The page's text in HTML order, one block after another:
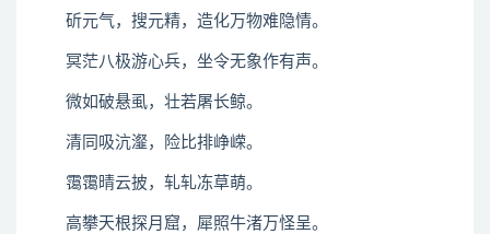
斫元气，搜元精，造化万物难隐情。
冥茫八极游心兵，坐令无象作有声。
微如破悬虱，壮若屠长鲸。
清同吸沆瀣，险比排峥嵘。
霭霭晴云披，轧轧冻草萌。
高攀天根探月窟，犀照牛渚万怪呈。